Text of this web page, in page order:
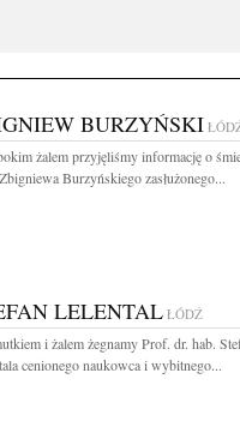
BURZYŃSKI
żalem przyjęliśmy informację o
Burzyńskiego zasłużonego...
LELENTAL ŁÓDŹ
i żalem żegnamy Prof. dr. hab.
cenionego naukowca i wybitnego...